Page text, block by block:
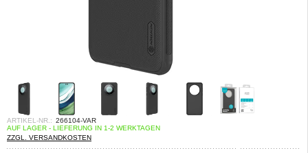
ARTIKEL-NR.: 266104-VAR
AUF LAGER - LIEFERUNG IN 1-2 WERKTAGEN
ZZGL. VERSANDKOSTEN